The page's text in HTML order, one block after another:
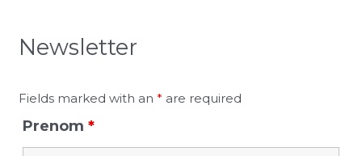
c
f
o
Newsletter
Fields marked with an* are required
Prenom*